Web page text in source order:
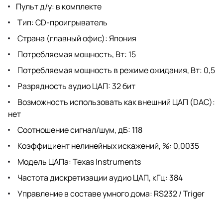
Пульт д/у: в комплекте
Тип: CD-проигрыватель
Страна (главный офис): Япония
Потребляемая мощность, Вт: 15
Потребляемая мощность в режиме ожидания, Вт: 0,5
Разрядность аудио ЦАП: 32 бит
Возможность использовать как внешний ЦАП (DAC):
нет
Соотношение сигнал/шум, дБ: 118
Коэффициент нелинейных искажений, %: 0,0035
Модель ЦАПа: Texas Instruments
Частота дискретизации аудио ЦАП, кГц: 384
Управление в составе умного дома: RS232 / Triger